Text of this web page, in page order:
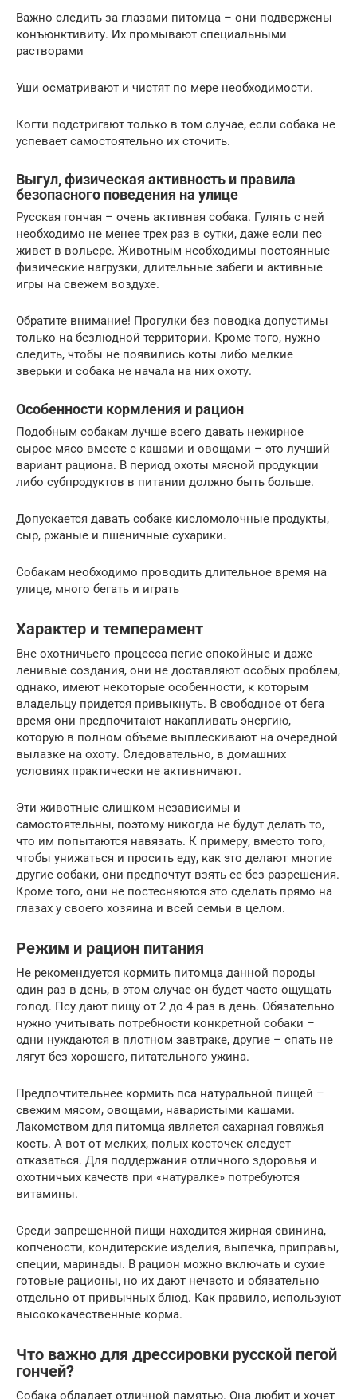
Важно следить за глазами питомца – они подвержены
конъюнктивиту. Их промывают специальными
растворами
Уши осматривают и чистят по мере необходимости.
Когти подстригают только в том случае, если собака не
успевает самостоятельно их сточить.
Выгул, физическая активность и правила
безопасного поведения на улице
Русская гончая – очень активная собака. Гулять с ней
необходимо не менее трех раз в сутки, даже если пес
живет в вольере. Животным необходимы постоянные
физические нагрузки, длительные забеги и активные
игры на свежем воздухе.
Обратите внимание! Прогулки без поводка допустимы
только на безлюдной территории. Кроме того, нужно
следить, чтобы не появились коты либо мелкие
зверьки и собака не начала на них охоту.
Особенности кормления и рацион
Подобным собакам лучше всего давать нежирное
сырое мясо вместе с кашами и овощами – это лучший
вариант рациона. В период охоты мясной продукции
либо субпродуктов в питании должно быть больше.
Допускается давать собаке кисломолочные продукты,
сыр, ржаные и пшеничные сухарики.
Собакам необходимо проводить длительное время на
улице, много бегать и играть
Характер и темперамент
Вне охотничьего процесса пегие спокойные и даже
ленивые создания, они не доставляют особых проблем,
однако, имеют некоторые особенности, к которым
владельцу придется привыкнуть. В свободное от бега
время они предпочитают накапливать энергию,
которую в полном объеме выплескивают на очередной
вылазке на охоту. Следовательно, в домашних
условиях практически не активничают.
Эти животные слишком независимы и
самостоятельны, поэтому никогда не будут делать то,
что им попытаются навязать. К примеру, вместо того,
чтобы унижаться и просить еду, как это делают многие
другие собаки, они предпочтут взять ее без разрешения.
Кроме того, они не постесняются это сделать прямо на
глазах у своего хозяина и всей семьи в целом.
Режим и рацион питания
Не рекомендуется кормить питомца данной породы
один раз в день, в этом случае он будет часто ощущать
голод. Псу дают пищу от 2 до 4 раз в день. Обязательно
нужно учитывать потребности конкретной собаки –
одни нуждаются в плотном завтраке, другие – спать не
лягут без хорошего, питательного ужина.
Предпочтительнее кормить пса натуральной пищей –
свежим мясом, овощами, наваристыми кашами.
Лакомством для питомца является сахарная говяжья
кость. А вот от мелких, полых косточек следует
отказаться. Для поддержания отличного здоровья и
охотничьих качеств при «натуралке» потребуются
витамины.
Среди запрещенной пищи находится жирная свинина,
копчености, кондитерские изделия, выпечка, приправы,
специи, маринады. В рацион можно включать и сухие
готовые рационы, но их дают нечасто и обязательно
отдельно от привычных блюд. Как правило, используют
высококачественные корма.
Что важно для дрессировки русской пегой
гончей?
Собака обладает отличной памятью. Она любит и хочет